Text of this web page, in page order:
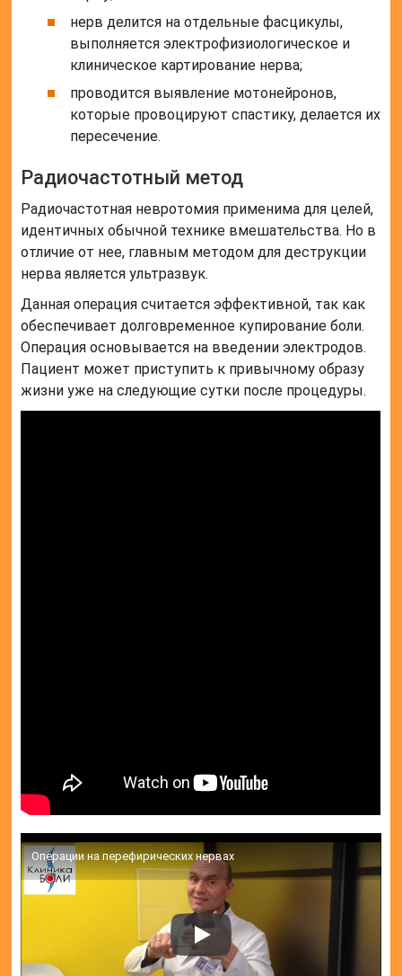
нерв делится на отдельные фасцикулы,
выполняется электрофизиологическое и
клиническое картирование нерва;
проводится выявление мотонейронов,
которые провоцируют спастику, делается их
пересечение.
Радиочастотный метод
Радиочастотная невротомия применима для целей,
идентичных обычной технике вмешательства. Но в
отличие от нее, главным методом для деструкции
нерва является ультразвук.
Данная операция считается эффективной, так как
обеспечивает долговременное купирование боли.
Операция основывается на введении электродов.
Пациент может приступить к привычному образу
жизни уже на следующие сутки после процедуры.
Операции на перефирических нервах